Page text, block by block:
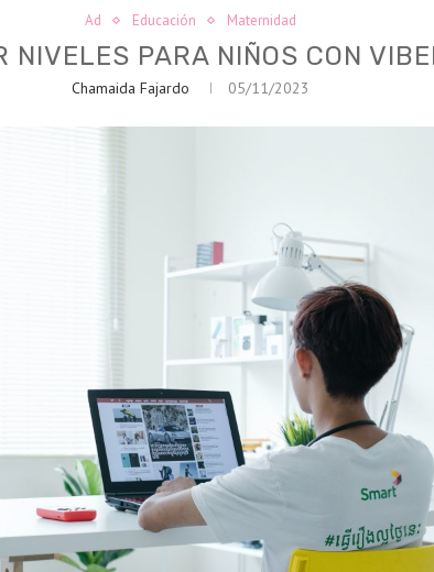
Ad Educación Maternidad
NIVELES PARA NIÑOS CON
Chamaida Fajardo 05/11/2023